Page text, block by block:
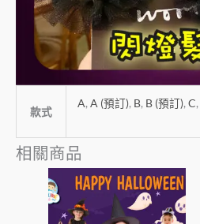
款式
A, A (預訂), B, B (預訂), C,
相關商品
此
產
品